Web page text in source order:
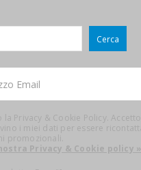
Cerca
la Privacy & Cookie Policy.
i miei dati per essere
promozionali.
Privacy & Cookie policy »